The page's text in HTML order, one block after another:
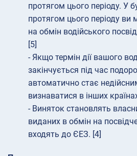
протягом цього періоду. У
протягом цього періоду ви
на обмін водійського
[5]
- Якщо термін дії вашого
закінчується під час
автоматично стає
визнаватися в інших
- Виняток становлять
виданих в обмін на
входять до ЄЕЗ. [4]